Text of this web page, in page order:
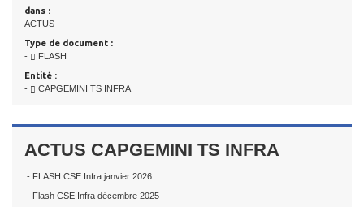
dans :
ACTUS
Type de document :
-
FLASH
Entité :
-
CAPGEMINI TS INFRA
ACTUS CAPGEMINI TS INFRA
- FLASH CSE Infra janvier 2026
- Flash CSE Infra décembre 2025